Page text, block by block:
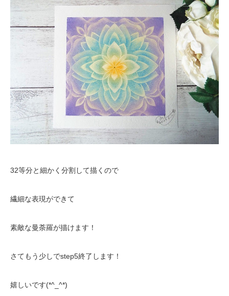
32等分と細かく分割して描くので
繊細な表現ができて
素敵な曼荼羅が描けます！
さてもう少しでstep5終了します！
嬉しいです(*^_^*)